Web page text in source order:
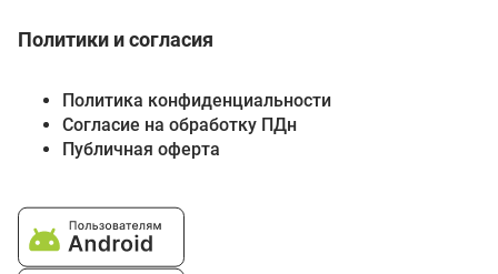
Политики и согласия
Политика конфиденциальности
Согласие на обработку ПДн
Публичная оферта